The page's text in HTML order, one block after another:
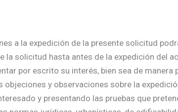
a la expedición de la presente solicitud
la solicitud hasta antes de la expedición del
por escrito su interés, bien sea de manera
y observaciones sobre la
y presentando las pruebas que